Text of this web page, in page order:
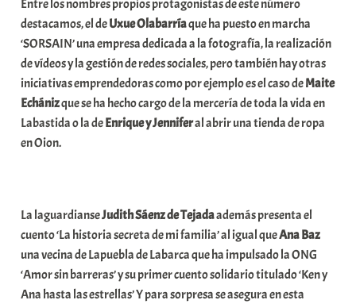
Entre los nombres propios protagonistas de este número
destacamos, el deUxue Olabarríaque ha puesto en marcha
‘SORSAIN’ una empresa dedicada a la fotografía, la realización
de vídeos y la gestión de redes sociales, pero también hay otras
iniciativas emprendedoras como por ejemplo es el caso deMaite
Echánizque se ha hecho cargo de la mercería de toda la vida en
Labastida o la deEnrique y Jenniferal abrir una tienda de ropa
en Oion.
La laguardianseJudith Sáenz deTejadaademás presenta el
cuento ‘La historia secreta de mi familia’ al igual queAna Baz
una vecina de Lapuebla de Labarca que ha impulsado la ONG
‘Amor sin barreras’ y su primer cuento solidario titulado ‘Ken y
Ana hasta las estrellas’ Y para sorpresa se asegura en esta